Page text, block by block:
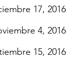
17, 2016
4, 2016
15, 2016